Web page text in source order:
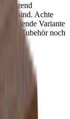
während
sind. Achte
passende Variante
Zubehör noch